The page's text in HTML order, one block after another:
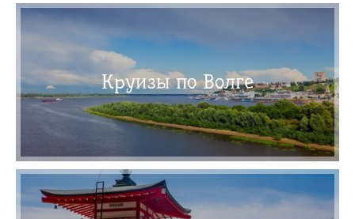
Круизы по Волге